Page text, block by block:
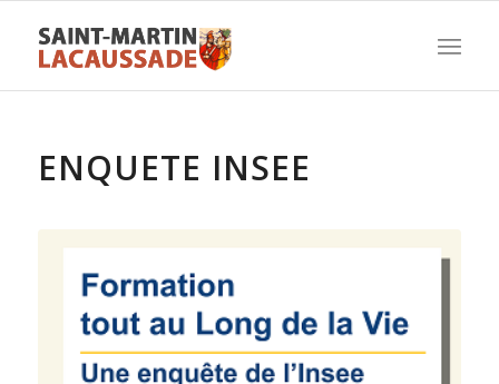
ENQUETE INSEE